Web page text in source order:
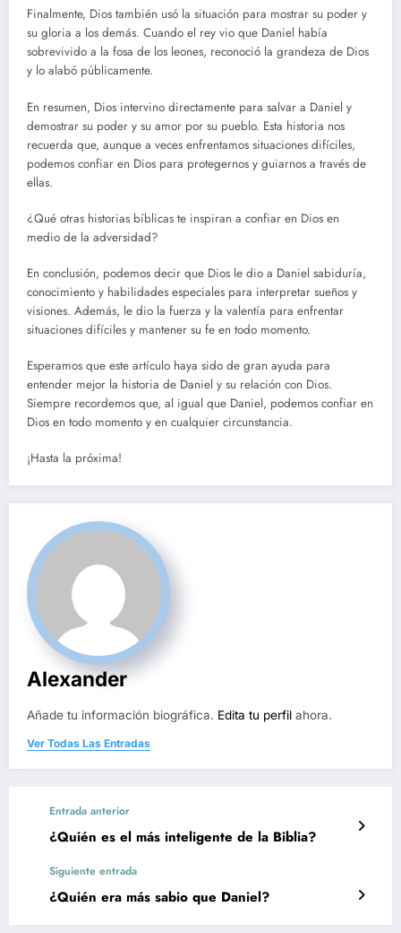
Finalmente, Dios también usó la situación para mostrar su poder y
su gloria a los demás. Cuando el rey vio que Daniel había
sobrevivido a la fosa de los leones, reconoció la grandeza de Dios
y lo alabó públicamente.
En resumen, Dios intervino directamente para salvar a Daniel y
demostrar su poder y su amor por su pueblo. Esta historia nos
recuerda que, aunque a veces enfrentamos situaciones difíciles,
podemos confiar en Dios para protegernos y guiarnos a través de
ellas.
¿Qué otras historias bíblicas te inspiran a confiar en Dios en
medio de la adversidad?
En conclusión, podemos decir que Dios le dio a Daniel sabiduría,
conocimiento y habilidades especiales para interpretar sueños y
visiones. Además, le dio la fuerza y la valentía para enfrentar
situaciones difíciles y mantener su fe en todo momento.
Esperamos que este artículo haya sido de gran ayuda para
entender mejor la historia de Daniel y su relación con Dios.
Siempre recordemos que, al igual que Daniel, podemos confiar en
Dios en todo momento y en cualquier circunstancia.
¡Hasta la próxima!
Alexander
Añade tu información biográfica. Edita tu perfil ahora.
Ver Todas Las Entradas
Entrada anterior
¿Quién es el más inteligente de la Biblia?
Siguiente entrada
¿Quién era más sabio que Daniel?